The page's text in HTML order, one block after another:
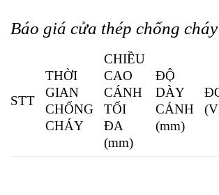
Báo giá cửa thép chống
STT
THỜI
GIAN
CHỐNG
CHÁY
CHIỀU
CAO
CÁNH
TỐI
ĐA
(mm)
ĐỘ
DÀY
CÁNH
(mm)